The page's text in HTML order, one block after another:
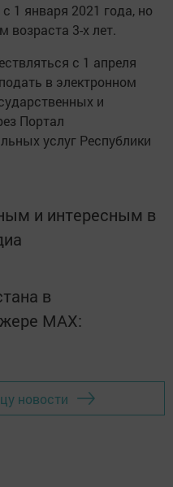
1 января 2021 года, но
возраста 3-х лет.
с 1 апреля
в электронном
и
Портал
услуг Республики
и интересным в
в
MАХ:
новости